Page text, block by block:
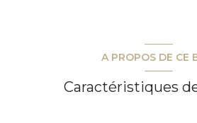
A PROPOS DE CE
Caractéristiques